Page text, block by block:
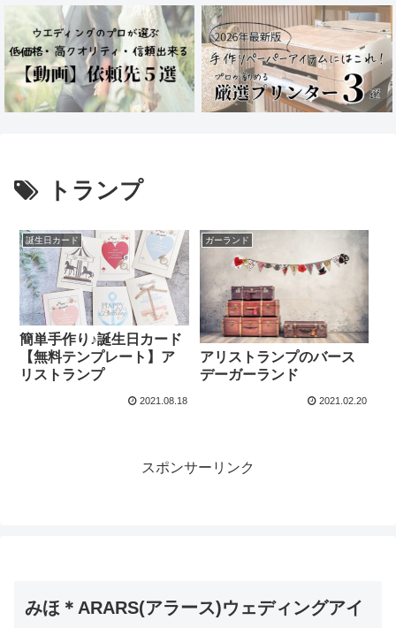
トランプ
誕生日カード
簡単手作り♪誕生日カード
【無料テンプレート】ア
リストランプ
2021.08.18
ガーランド
アリストランプのバース
デーガーランド
2021.02.20
スポンサーリンク
みほ＊ARARS(アラース)ウェディングアイ